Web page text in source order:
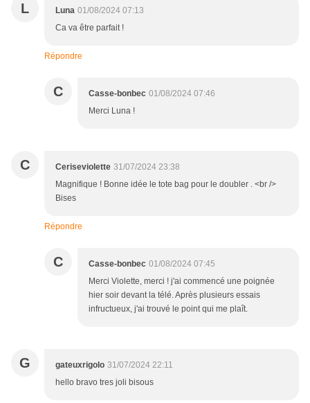
L Luna 01/08/2024 07:13
Ca va être parfait !
Répondre
C Casse-bonbec 01/08/2024 07:46
Merci Luna !
C Ceriseviolette 31/07/2024 23:38
Magnifique ! Bonne idée le tote bag pour le doubler . <br />
Bises
Répondre
C Casse-bonbec 01/08/2024 07:45
Merci Violette, merci ! j'ai commencé une poignée
hier soir devant la télé. Après plusieurs essais
infructueux, j'ai trouvé le point qui me plaît.
G gateuxrigolo 31/07/2024 22:11
hello bravo tres joli bisous